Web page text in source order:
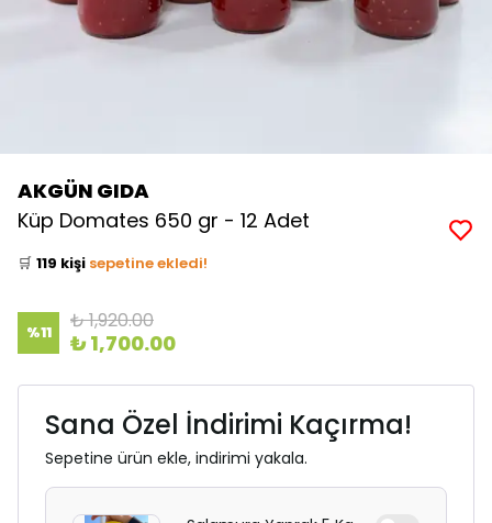
AKGÜN GIDA
Küp Domates 650 gr - 12 Adet
👀 Şu an 23 kişi
inceliyor!
Bu ürünü
favoriledi!
🛒 119 kişi sepetine ekledi!
%11 ₺ 1,920.00
₺ 1,700.00
Sana Özel İndirimi Kaçırma!
Sepetine ürün ekle, indirimi yakala.